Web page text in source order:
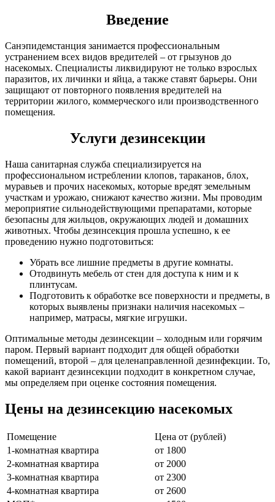
Введение
Санэпидемстанция занимается профессиональным
устранением всех видов вредителей – от грызунов до
насекомых. Специалисты ликвидируют не только взрослых
паразитов, их личинки и яйца, а также ставят барьеры. Они
защищают от повторного появления вредителей на
территории жилого, коммерческого или производственного
помещения.
Услуги дезинсекции
Наша санитарная служба специализируется на
профессиональном истреблении клопов, тараканов, блох,
муравьев и прочих насекомых, которые вредят земельным
участкам и урожаю, снижают качество жизни. Мы проводим
мероприятие сильнодействующими препаратами, которые
безопасны для жильцов, окружающих людей и домашних
животных. Чтобы дезинсекция прошла успешно, к ее
проведению нужно подготовиться:
Убрать все лишние предметы в другие комнаты.
Отодвинуть мебель от стен для доступа к ним и к
плинтусам.
Подготовить к обработке все поверхности и предметы, в
которых выявлены признаки наличия насекомых –
например, матрасы, мягкие игрушки.
Оптимальные методы дезинсекции – холодным или горячим
паром. Первый вариант подходит для общей обработки
помещений, второй – для целенаправленной дезинфекции. То,
какой вариант дезинсекции подходит в конкретном случае,
мы определяем при оценке состояния помещения.
Цены на дезинсекцию насекомых
Помещение
Цена от (рублей)
1-комнатная квартира
от 1800
2-комнатная квартира
от 2000
3-комнатная квартира
от 2300
4-комнатная квартира
от 2600